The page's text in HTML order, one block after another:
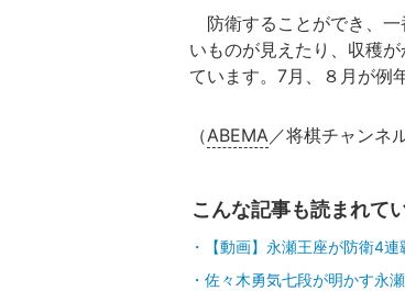
防衛することができ、一
いものが見えたり、収穫
ています。7月、８月が例
（ABEMA／将棋チャンネ
こんな記事も読まれて
【動画】永瀬王座が防衛4
佐々木勇気七段が明かす永